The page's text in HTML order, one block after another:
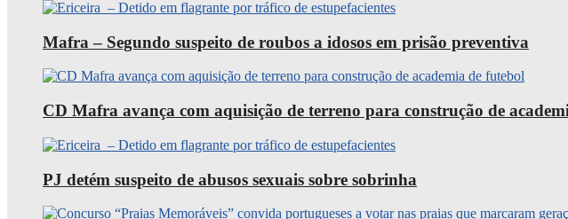
Mafra – Segundo suspeito de roubos a idosos em prisão preventiva
CD Mafra avança com aquisição de terreno para construção de
PJ detém suspeito de abusos sexuais sobre sobrinha